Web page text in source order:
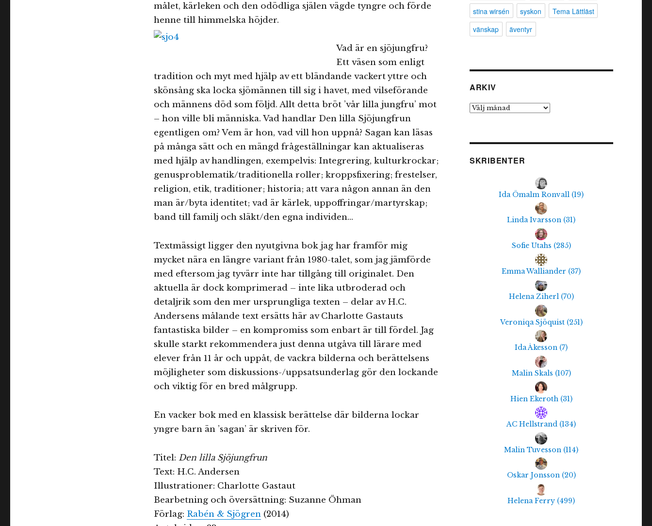
målet, kärleken och den odödliga själen vägde tyngre och förde
henne till himmelska höjder.
Vad är en sjöjungfru?
Ett väsen som enligt
tradition och myt med hjälp av ett bländande vackert yttre och
skönsång ska locka sjömännen till sig i havet, med vilseförande
och männens död som följd. Allt detta bröt ’vår lilla jungfru’ mot
– hon ville bli människa. Vad handlar Den lilla Sjöjungfrun
egentligen om? Vem är hon, vad vill hon uppnå? Sagan kan läsas
på många sätt och en mängd frågeställningar kan aktualiseras
med hjälp av handlingen, exempelvis: Integrering, kulturkrockar;
genusproblematik/traditionella roller; kroppsfixering; frestelser,
religion, etik, traditioner; historia; att vara någon annan än den
man är/byta identitet; vad är kärlek, uppoffringar/martyrskap;
band till familj och släkt/den egna individen…
Textmässigt ligger den nyutgivna bok jag har framför mig
mycket nära en längre variant från 1980-talet, som jag jämförde
med eftersom jag tyvärr inte har tillgång till originalet. Den
aktuella är dock komprimerad – inte lika utbroderad och
detaljrik som den mer ursprungliga texten – delar av H.C.
Andersens målande text ersätts här av Charlotte Gastauts
fantastiska bilder – en kompromiss som enbart är till fördel. Jag
skulle starkt rekommendera just denna utgåva till lärare med
elever från 11 år och uppåt, de vackra bilderna och berättelsens
möjligheter som diskussions-/uppsatsunderlag gör den lockande
och viktig för en bred målgrupp.
En vacker bok med en klassisk berättelse där bilderna lockar
yngre barn än ’sagan’ är skriven för.
Titel: Den lilla Sjöjungfrun
Text: H.C. Andersen
Illustrationer: Charlotte Gastaut
Bearbetning och översättning: Suzanne Öhman
Förlag: Rabén & Sjögren(2014)
stina wirsén
syskon
Tema Lättläst
vänskap
äventyr
ARKIV
Arkiv
SKRIBENTER
Ida Ömalm Ronvall (19)
Linda Ivarsson (31)
Sofie Utahs (285)
Emma Walliander (37)
Helena Ziherl (70)
Veroniqa Sjöquist (251)
Ida Åkesson (7)
Malin Skals (107)
Hien Ekeroth (31)
AC Hellstrand (134)
Malin Tuvesson (114)
Oskar Jonsson (20)
Helena Ferry (499)